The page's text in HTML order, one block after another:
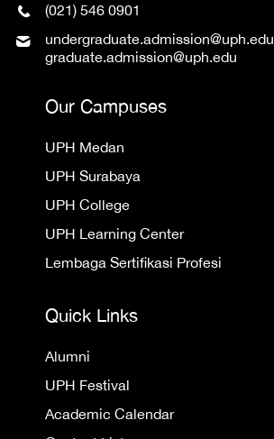
(021) 546 0901
undergraduate.admission@uph.edu
graduate.admission@uph.edu
Our Campuses
UPH Medan
UPH Surabaya
UPH College
UPH Learning Center
Lembaga Sertifikasi Profesi
Quick Links
Alumni
UPH Festival
Academic Calendar